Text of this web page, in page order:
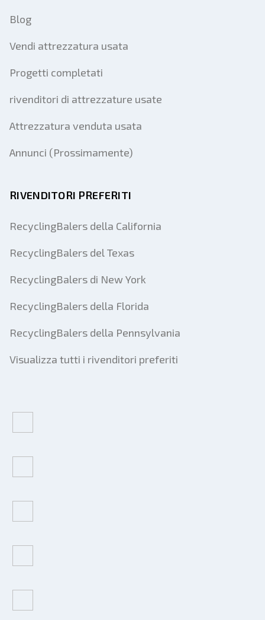
Blog
Vendi attrezzatura usata
Progetti completati
rivenditori di attrezzature usate
Attrezzatura venduta usata
Annunci (Prossimamente)
RIVENDITORI PREFERITI
RecyclingBalers della California
RecyclingBalers del Texas
RecyclingBalers di New York
RecyclingBalers della Florida
RecyclingBalers della Pennsylvania
Visualizza tutti i rivenditori preferiti